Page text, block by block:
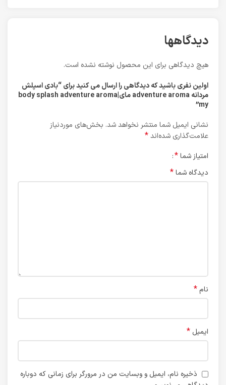
دیدگاهها
هیچ دیدگاهی برای این محصول نوشته نشده است.
اولین نفری باشید که دیدگاهی را ارسال می کنید برای “بادی اسپلش
مردانه adventure aroma مای|body splash adventure aroma
my”
نشانی ایمیل شما منتشر نخواهد شد. بخش‌های موردنیاز
علامت‌گذاری شده‌اند*
امتیاز شما*
دیدگاه شما*
نام *
ایمیل *
ذخیره نام، ایمیل و وبسایت من در مرورگر برای زمانی که دوباره